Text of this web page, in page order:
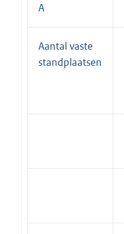
A
Aantal vaste
standplaatsen